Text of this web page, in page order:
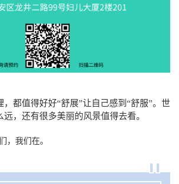
都值得好好“舒展”让自己感到“舒服”。世
，还有很多美丽的风景值得去看。
，我们在。